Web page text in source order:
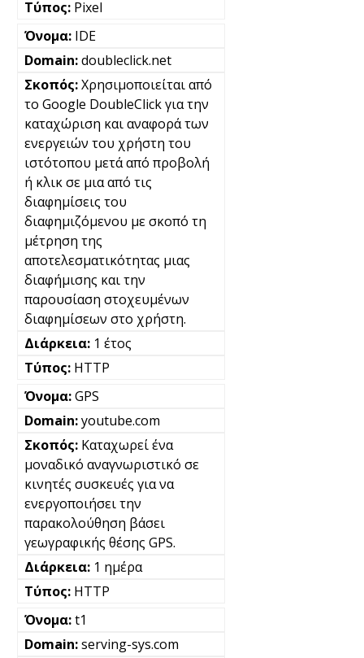
Pixel
IDE
doubleclick.net
Χρησιμοποιείται από
το Google DoubleClick για την
καταχώριση και αναφορά των
ενεργειών του χρήστη του
ιστότοπου μετά από προβολή
ή κλικ σε μια από τις
διαφημίσεις του
διαφημιζόμενου με σκοπό τη
μέτρηση της
αποτελεσματικότητας μιας
διαφήμισης και την
παρουσίαση στοχευμένων
διαφημίσεων στο χρήστη.
1 έτος
HTTP
GPS
youtube.com
Καταχωρεί ένα
μοναδικό αναγνωριστικό σε
κινητές συσκευές για να
ενεργοποιήσει την
παρακολούθηση βάσει
γεωγραφικής θέσης GPS.
1 ημέρα
HTTP
t1
serving-sys.com